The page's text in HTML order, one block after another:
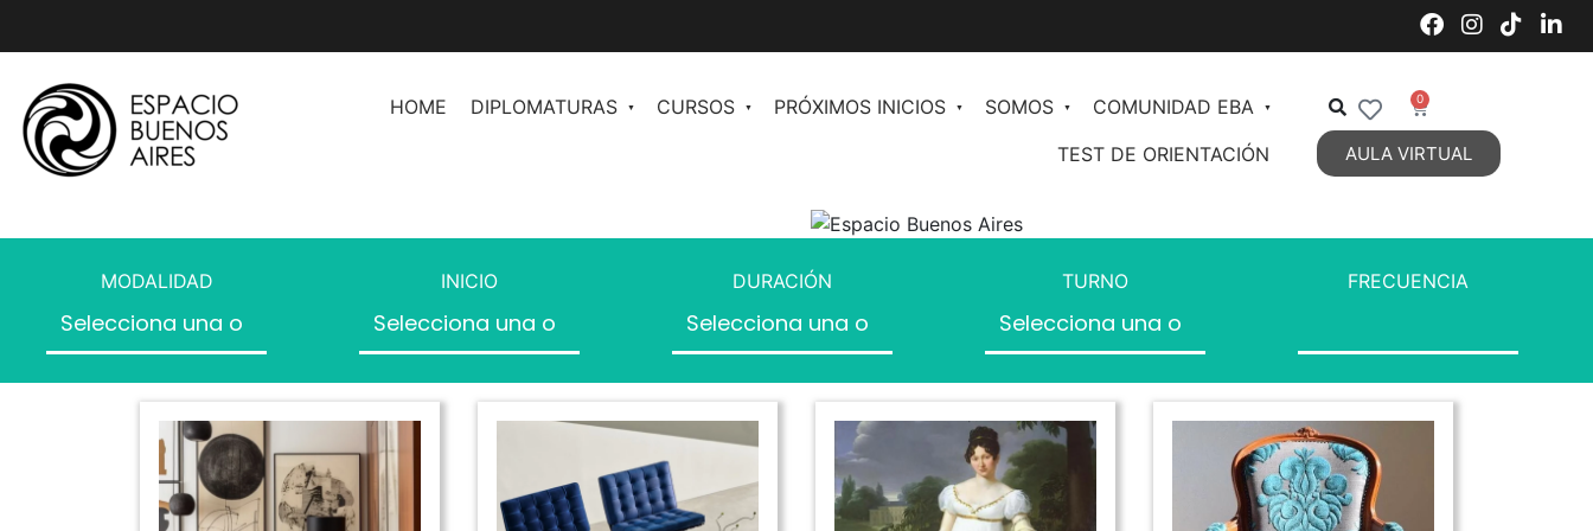
HOME DIPLOMATURAS CURSOS
Asesoramiento de Imagen II
Herramientas Profesionales para
Organización de Espacios
Producción de Moda
Producción de Moda II
Producción de Desfiles
Introducción a la Moda
Comunicación y Periodismo de Moda
Redacción para Moda
Inteligencia Artificial al Servicio de la
Moda
Community Management orientado a
ventas
Decoración de Interiores
Organización de Espacios
Estilos Decorativos 2
Talent Management
PRÓXIMOS INICIOS SOMOS
COMUNIDAD EBA
TEST DE ORIENTACIÓN
0
AULA VIRTUAL
MODALIDAD INICIO DURACIÓN TURNO FRECUENCIA